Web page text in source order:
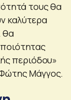
τους θα
καλύτερα
θα
περιόδου»
Μάγγος.